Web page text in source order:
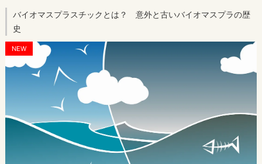
バイオマスプラスチックとは？ 意外と古いバイオマスプラの歴
史
NEW